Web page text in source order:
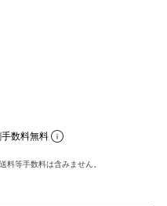
数料無料
料等手数料は含みません。